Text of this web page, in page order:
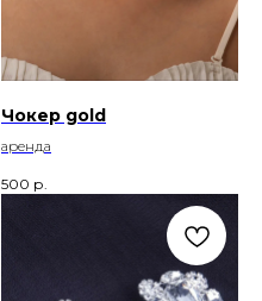
Чокер gold
аренда
500 р.